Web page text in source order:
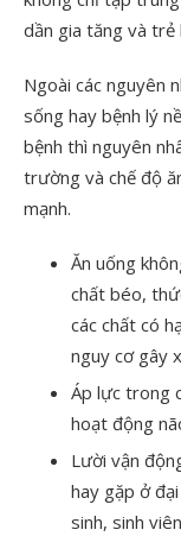
dần gia tăng và
Ngoài các nguyên
sống hay bệnh lý
bệnh thì nguyên
trường và chế độ
mạnh.
Ăn uống
chất béo,
các chất có
nguy cơ gây
Áp lực trong
hoạt động
Lười vận
hay gặp ở
sinh, sinh